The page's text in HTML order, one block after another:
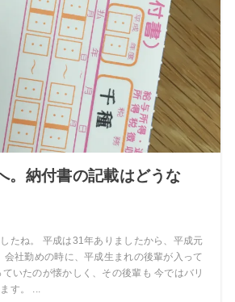
。納付書の記載はどうな
たね。 平成は31年ありましたから、平成元
会社勤めの時に、平成生まれの後輩が入って
いたのが懐かしく、その後輩も 今ではバリ
す。 ...